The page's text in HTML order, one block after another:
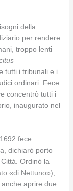
della
per rendere
troppo lenti
tutti i tribunali e i
ordinari. Fece
concentrò tutti i
inaugurato nel
fece
dichiarò porto
Ordinò la
«di Nettuno»),
aprire due